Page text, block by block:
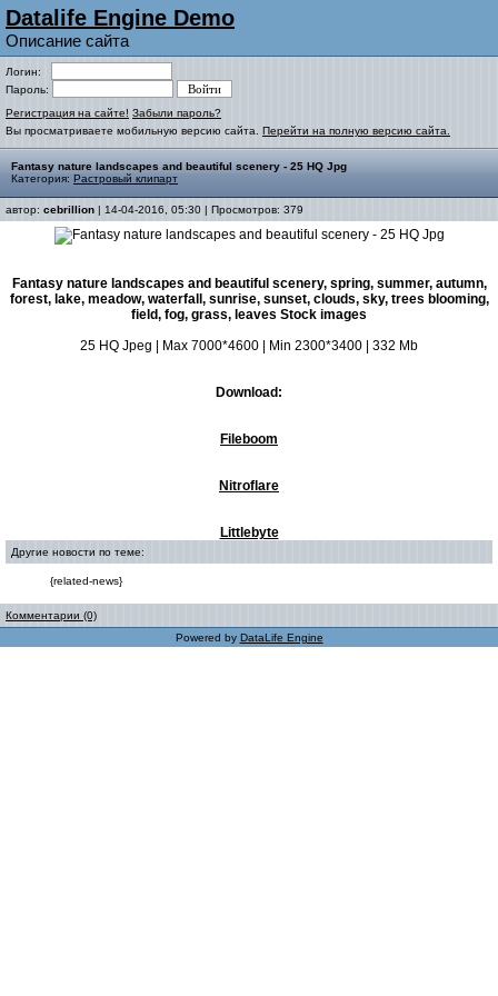
Datalife Engine Demo
Описание сайта
Логин:
Пароль:
Регистрация на сайте! Забыли пароль?
Вы просматриваете мобильную версию сайта. Перейти на полную версию сайта.
Fantasy nature landscapes and beautiful scenery - 25 HQ Jpg
Категория: Растровый клипарт
автор: cebrillion | 14-04-2016, 05:30 | Просмотров: 379
Fantasy nature landscapes and beautiful scenery, spring, summer, autumn,
forest, lake, meadow, waterfall, sunrise, sunset, clouds, sky, trees blooming,
field, fog, grass, leaves Stock images
25 HQ Jpeg | Max 7000*4600 | Min 2300*3400 | 332 Mb
Download:
Fileboom
Nitroflare
Littlebyte
Другие новости по теме:
{related-news}
Комментарии (0)
Powered by DataLife Engine